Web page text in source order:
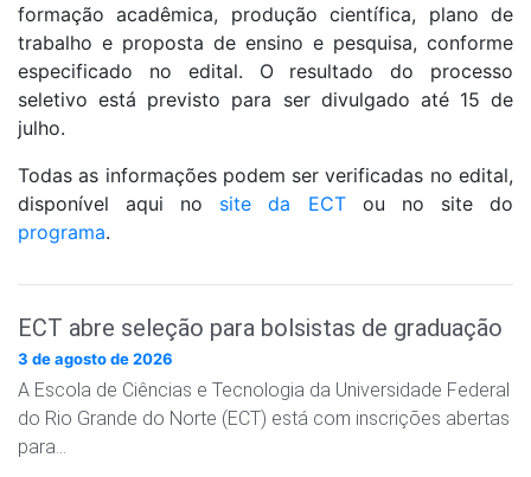
formação acadêmica, produção científica, plano de
trabalho e proposta de ensino e pesquisa, conforme
especificado no edital. O resultado do processo
seletivo está previsto para ser divulgado até 15 de
julho.
Todas as informações podem ser verificadas no edital,
disponível aqui no site da ECTou no site do
programa.
ECT abre seleção para bolsistas de graduação
3 de agosto de 2026
A Escola de Ciências e Tecnologia da Universidade Federal
do Rio Grande do Norte (ECT) está com inscrições abertas
para…